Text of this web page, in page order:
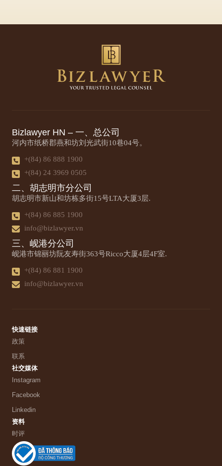
Bizlawyer HN – 一、总公司
河内市纸桥郡燕和坊刘光武街10巷04号。
+(84) 86 888 1900
+(84) 24 3969 0505
二、胡志明市分公司
胡志明市新山和坊栋多街15号LTA大厦3层.
+(84) 86 885 1900
info@bizlawyer.vn
三、岘港分公司
岘港市锦丽坊阮友寿街363号Ricco大厦4层4F室.
+(84) 86 881 1900
info@bizlawyer.vn
快速链接
政策
联系
社交媒体
Instagram
Facebook
Linkedin
资料
时评